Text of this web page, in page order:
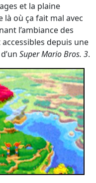
et la plaine
là où ça fait mal avec
l’ambiance des
depuis une
Super Mario Bros. 3.